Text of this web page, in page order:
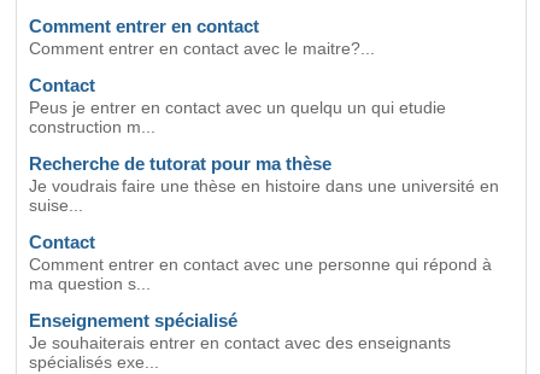
Comment entrer en contact
Comment entrer en contact avec le maitre?...
Contact
Peus je entrer en contact avec un quelqu un qui etudie
construction m...
Recherche de tutorat pour ma thèse
Je voudrais faire une thèse en histoire dans une université en
suise...
Contact
Comment entrer en contact avec une personne qui répond à
ma question s...
Enseignement spécialisé
Je souhaiterais entrer en contact avec des enseignants
spécialisés exe...